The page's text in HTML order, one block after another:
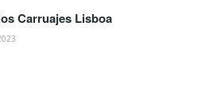
Carruajes Lisboa